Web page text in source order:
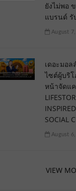
ยังไม่พอ
แบรนด์ รั
August 7,
เดอะมอล
ไซต์ผู้บริโ
หน้าจัดแค
SOCIAL
August 6,
VIEW